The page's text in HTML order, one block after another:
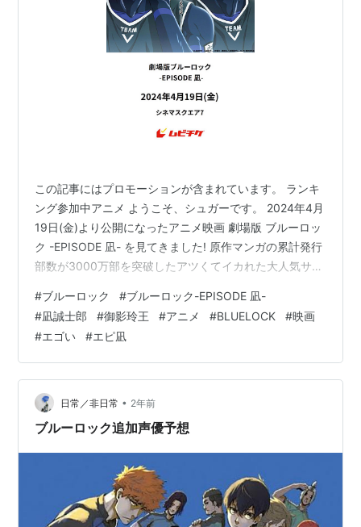
この記事にはプロモーションが含まれています。 ランキ
ング参加中アニメ ようこそ、シュガーです。 2024年4月
19日(金)より公開になったアニメ映画 劇場版 ブルーロッ
ク -EPISODE 凪- を見てきました! 原作マンガの累計発行
部数が3000万部を突破したアツくてイカれた大人気サッ
エピ凪 らしいです。 響きが可愛い笑 この記事では、あ
らすじやPV、感想レビューを書いて行こうと思います。
多少のネタバレがあるかもしれません。 では行きましょ
う! 劇場版 ブルーロック -EPISODE 凪- 劇場版ブルーロッ
ク -EPISODE 凪- …
#ブルーロック #ブルーロック-EPISODE 凪-
#凪誠士郎 #御影玲王 #アニメ #BLUELOCK #映画
#エゴい #エピ凪
日常／非日常 • 2年前
ブルーロック追加声優予想